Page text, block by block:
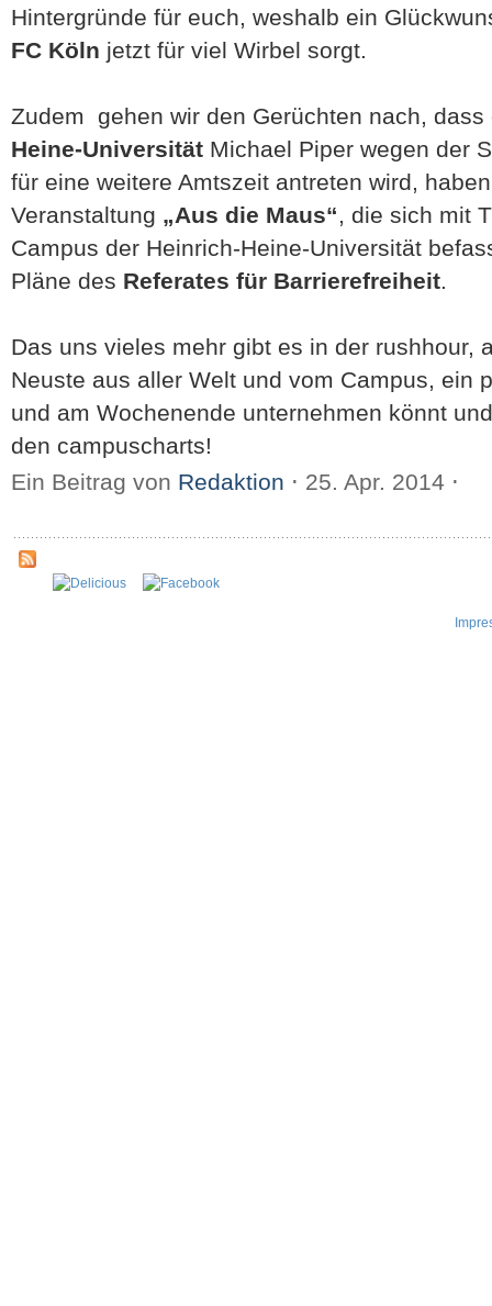
Hintergründe für euch, weshalb ein
FC Köln jetzt für viel Wirbel sorgt.
Zudem gehen wir den Gerüchten nach,
Heine-Universität Michael Piper wegen der
für eine weitere Amtszeit antreten wird,
Veranstaltung „Aus die Maus“, die sich mit
Campus der Heinrich-Heine-Universität
Pläne des Referates für Barrierefreiheit.
Das uns vieles mehr gibt es in der rushhour,
Neuste aus aller Welt und vom Campus, ein
und am Wochenende unternehmen könnt
den campuscharts!
Ein Beitrag von Redaktion ⋅ 25. Apr. 2014 ⋅